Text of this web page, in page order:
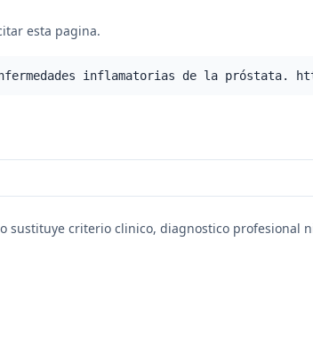
esta pagina.
inflamatorias de la próstata.
sustituye criterio clinico, diagnostico profesional